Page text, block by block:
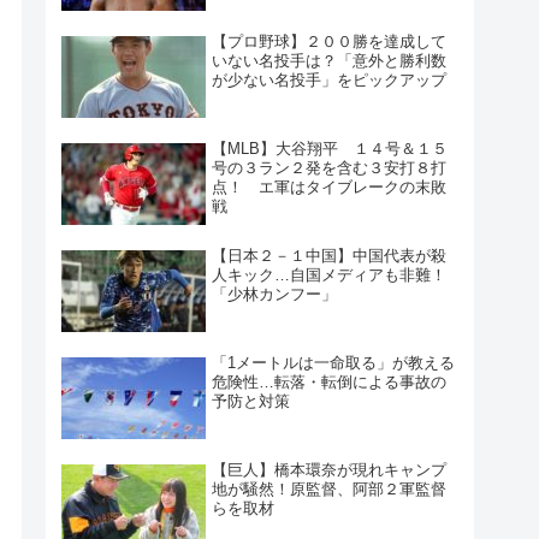
【プロ野球】２００勝を達成して
いない名投手は？「意外と勝利数
が少ない名投手」をピックアップ
【MLB】大谷翔平 １４号＆１５
号の３ラン２発を含む３安打８打
点！ エ軍はタイブレークの末敗
戦
【日本２－１中国】中国代表が殺
人キック…自国メディアも非難！
「少林カンフー」
「1メートルは一命取る」が教える
危険性…転落・転倒による事故の
予防と対策
【巨人】橋本環奈が現れキャンプ
地が騒然！原監督、阿部２軍監督
らを取材